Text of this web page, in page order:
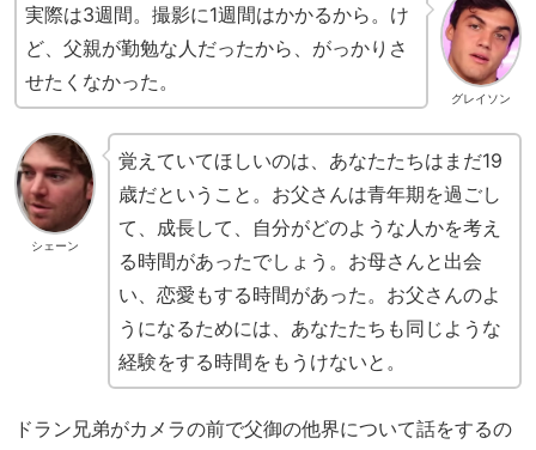
グレイソン
実際は3週間。撮影に1週間はかかるから。け
ど、父親が勤勉な人だったから、がっかりさ
せたくなかった。
シェーン
覚えていてほしいのは、あなたたちはまだ19
歳だということ。お父さんは青年期を過ごし
て、成長して、自分がどのような人かを考え
る時間があったでしょう。お母さんと出会
い、恋愛もする時間があった。お父さんのよ
うになるためには、あなたたちも同じような
経験をする時間をもうけないと。
ドラン兄弟がカメラの前で父御の他界について話をするの